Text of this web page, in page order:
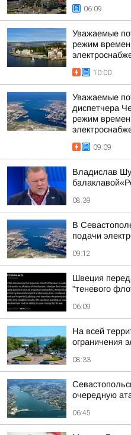
06:09
Уважаемые
режим
10:00
Уважаемые
диспетчера
режим
09:09
Владислав
08:39
В
подачи
09:12
Швеция
"теневого
06:09
На всей
ограничения
08:33
очередную
06:45